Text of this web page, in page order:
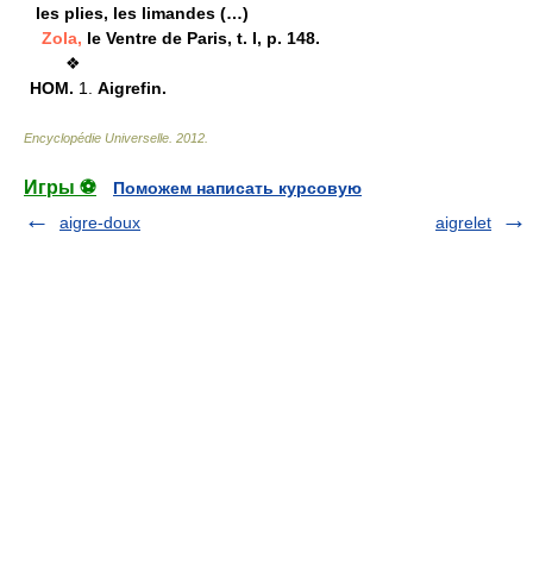
les plies, les limandes (…)
Zola, le Ventre de Paris, t. I, p. 148.
❖
HOM. 1. Aigrefin.
Encyclopédie Universelle 2012
Игры ⚽
Поможем написать курсовую
aigre-doux
aigrelet